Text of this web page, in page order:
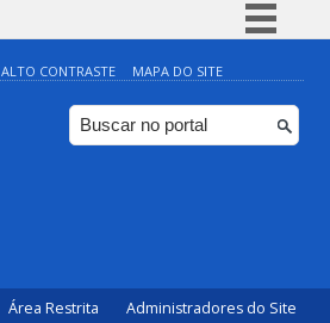
Simplifique!
Comunica BR
Participe
ALTO CONTRASTE MAPA DO SITE
Área Restrita Administradores do Site